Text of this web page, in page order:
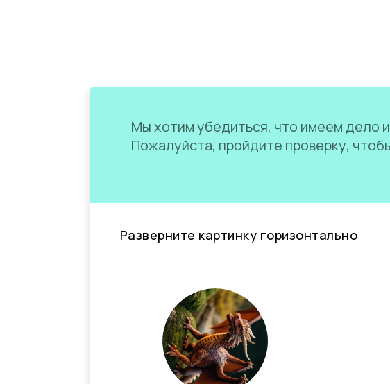
Мы хотим убедиться, что имеем дело
Пожалуйста, пройдите проверку,
Разверните картинку горизонтально